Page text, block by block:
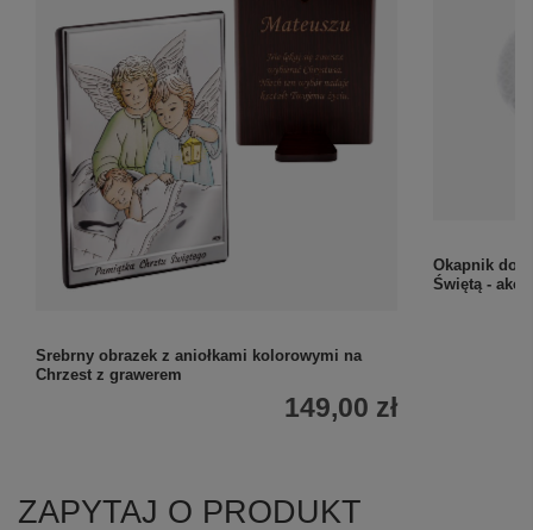
Srebrny obrazek z aniołkami kolorowymi na
Chrzest z grawerem
149,00 zł
Okapnik do
Świętą -
ZAPYTAJ O PRODUKT